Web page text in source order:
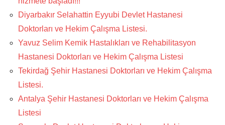
Diyarbakır Selahattin Eyyubi Devlet Hastanesi
Doktorları ve Hekim Çalışma Listesi.
Yavuz Selim Kemik Hastalıkları ve Rehabilitasyon
Hastanesi Doktorları ve Hekim Çalışma Listesi
Tekirdağ Şehir Hastanesi Doktorları ve Hekim Çalışma
Listesi.
Antalya Şehir Hastanesi Doktorları ve Hekim Çalışma
Listesi